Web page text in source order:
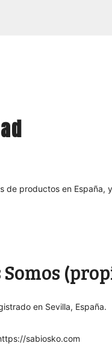
de productos en
Somos
en Sevilla, España.
sabiosko.com